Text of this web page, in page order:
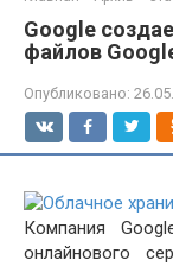
Google
файлов
Опубликовано:
Компания
онлайнового